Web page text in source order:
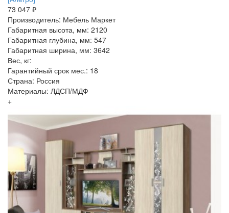
73 047 ₽
Производитель: Мебель Маркет
Габаритная высота, мм: 2120
Габаритная глубина, мм: 547
Габаритная ширина, мм: 3642
Вес, кг:
Гарантийный срок мес.: 18
Страна: Россия
Материалы: ЛДСП/МДФ
+